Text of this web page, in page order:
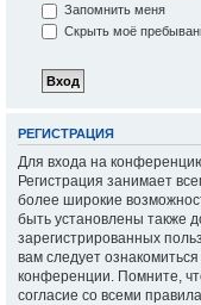
Запомнить меня
Скрыть моё
РЕГИСТРАЦИЯ
Для входа на
Регистрация занимает
более широкие
быть установлены также
зарегистрированных
вам следует
конференции. Помните,
согласие со всеми